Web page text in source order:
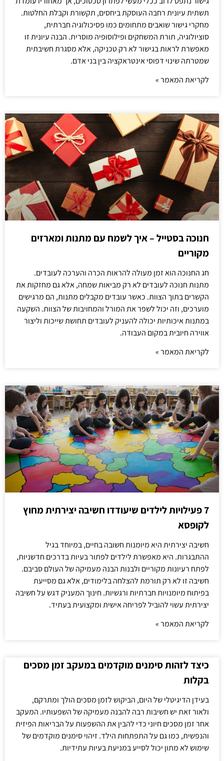
תשתית עיונית רחבה העוסקת ביחסים, תקשורת וקבלת החלטות.
מחקרי גישור שואבים מתחומים כמו פסיכולוגיה חברתית,
סוציולוגיה, תורת המשחקים ופילוסופיה מוסרית. הבנה עיונית זו
מאפשרת לראות בגישור לא רק טכניקה, אלא מסגרת חשיבתית
שמטרתה שינוי דפוסי אינטראקציה בין בני אדם.
לקריאת המאמר »
חנוכה בסטייל – איך לשמח עם מתנות ומארזים
מקוריים
חג החנוכה הוא זמן מעולה להראות הכרה והערכה לעובדים.
מתנות חנוכה לעובדים לא רק מביאות שמחה, אלא גם מחזקות את
הקשרים בתוך הצוות. כאשר עובדים מקבלים מתנות, הם מרגישים
מוערכים, וזה יכול לשפר את המורל והמחויבות של הצוות. השקעה
במתנות איכותיות יכולה להעניק לעובדים תחושת שייכות וליצור
אווירה חיובית במקום העבודה.
לקריאת המאמר »
7 פעילויות לילדים שיעודדו חשיבה יצירתית מחוץ
לקופסא
חשיבה יצירתית היא מיומנות חשובה בחיים, במיוחד בגיל
ההתבגרות. היא מאפשרת לילדים לפתור בעיות בדרכים חדשניות,
לפתח רעיונות מקוריים ולבנות הבנה מעמיקה של העולם סביבם.
חשיבה זו לא רק תורמת להצלחה בלימודים, אלא גם מסייעת
בפיתוח מיומנויות חברתיות ורגשיות. חינוך המעניק דגש על חשיבה
יצירתית עשוי להוביל לפריחה אישית ומקצועית בעתיד.
לקריאת המאמר »
כיצד לזהות סימנים מוקדמים במעקב זמן מסכים
בקלות
בעידן הדיגיטלי של היום, הביקוש לזמן מסכים הולך ומתרקם,
ולאור זאת יש חשיבות רבה להבנה מעמיקה של השפעותיו. המעקב
אחר זמן מסכים חיוני כדי להבין את ההשפעות על הבריאות הפיזית
והנפשית, כמו גם על התפתחות הילד. זיהוי סימנים מוקדמים של
שימוש לא מתון יכול לסייע במניעת בעיות עתידיות.